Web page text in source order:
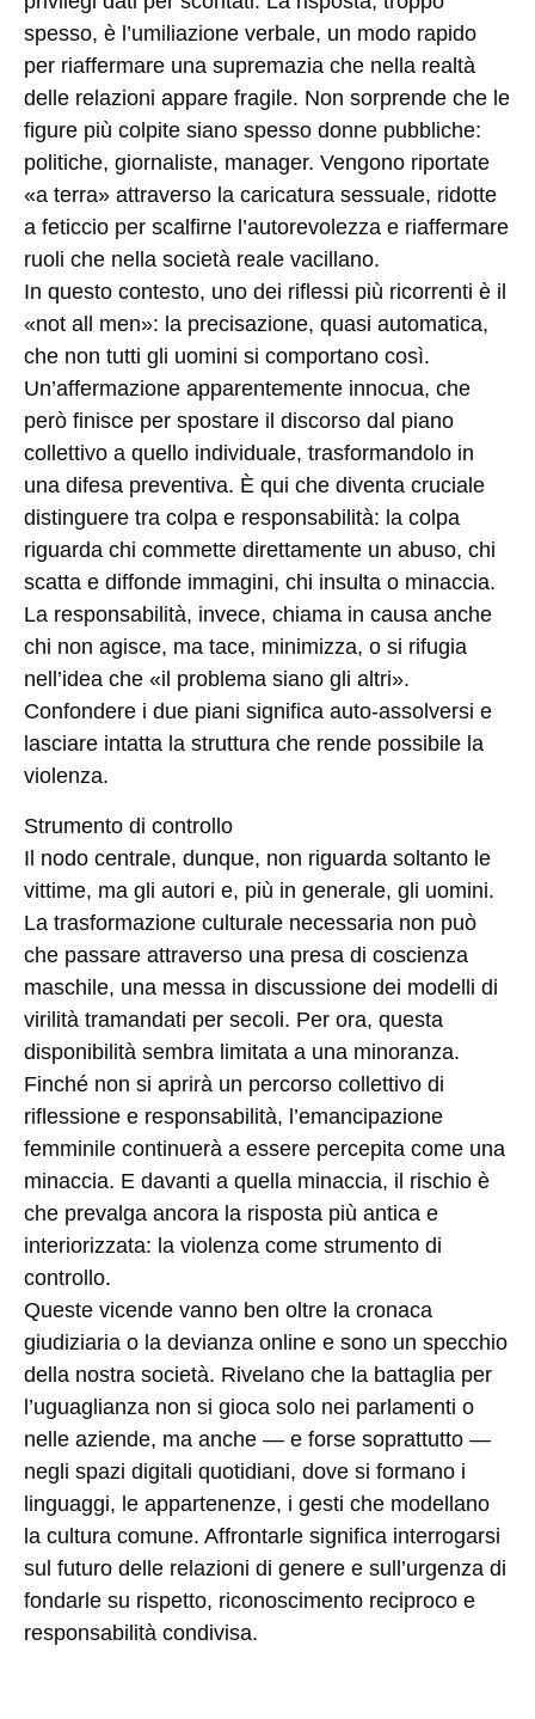
spesso, è l’umiliazione verbale, un modo rapido
per riaffermare una supremazia che nella realtà
delle relazioni appare fragile. Non sorprende che le
figure più colpite siano spesso donne pubbliche:
politiche, giornaliste, manager. Vengono riportate
«a terra» attraverso la caricatura sessuale, ridotte
a feticcio per scalfirne l’autorevolezza e riaffermare
ruoli che nella società reale vacillano.
In questo contesto, uno dei riflessi più ricorrenti è il
«not all men»: la precisazione, quasi automatica,
che non tutti gli uomini si comportano così.
Un’affermazione apparentemente innocua, che
però finisce per spostare il discorso dal piano
collettivo a quello individuale, trasformandolo in
una difesa preventiva. È qui che diventa cruciale
distinguere tra colpa e responsabilità: la colpa
riguarda chi commette direttamente un abuso, chi
scatta e diffonde immagini, chi insulta o minaccia.
La responsabilità, invece, chiama in causa anche
chi non agisce, ma tace, minimizza, o si rifugia
nell’idea che «il problema siano gli altri».
Confondere i due piani significa auto-assolversi e
lasciare intatta la struttura che rende possibile la
violenza.
Strumento di controllo
Il nodo centrale, dunque, non riguarda soltanto le
vittime, ma gli autori e, più in generale, gli uomini.
La trasformazione culturale necessaria non può
che passare attraverso una presa di coscienza
maschile, una messa in discussione dei modelli di
virilità tramandati per secoli. Per ora, questa
disponibilità sembra limitata a una minoranza.
Finché non si aprirà un percorso collettivo di
riflessione e responsabilità, l’emancipazione
femminile continuerà a essere percepita come una
minaccia. E davanti a quella minaccia, il rischio è
che prevalga ancora la risposta più antica e
interiorizzata: la violenza come strumento di
controllo.
Queste vicende vanno ben oltre la cronaca
giudiziaria o la devianza online e sono un specchio
della nostra società. Rivelano che la battaglia per
l’uguaglianza non si gioca solo nei parlamenti o
nelle aziende, ma anche — e forse soprattutto —
negli spazi digitali quotidiani, dove si formano i
linguaggi, le appartenenze, i gesti che modellano
la cultura comune. Affrontarle significa interrogarsi
sul futuro delle relazioni di genere e sull’urgenza di
fondarle su rispetto, riconoscimento reciproco e
responsabilità condivisa.